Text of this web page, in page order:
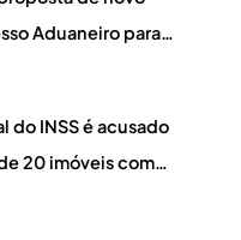
Aduaneiro para
em Moçambique
INSS é acusado
20 imóveis com
diz acusação do MP